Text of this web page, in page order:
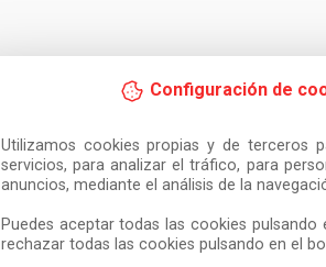
Configuración de
Utilizamos cookies propias y de terceros
servicios, para analizar el tráfico, para
anuncios, mediante el análisis de la
Puedes aceptar todas las cookies pulsando
rechazar todas las cookies pulsando en el